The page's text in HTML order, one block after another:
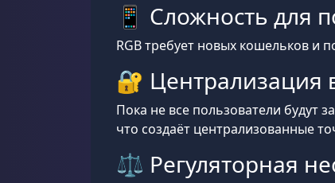
📱 Сложность для
RGB требует новых кошельков и
🔐 Централизация
Пока не все пользователи будут
что создаёт централизованные
⚖️ Регуляторная